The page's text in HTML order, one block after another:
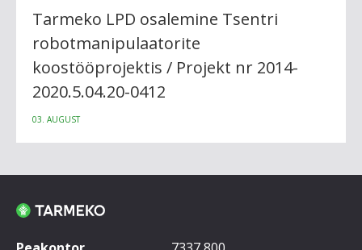
Tarmeko LPD osalemine Tsentri
robotmanipulaatorite
koostööprojektis / Projekt nr 2014-
2020.5.04.20-0412
03. AUGUST